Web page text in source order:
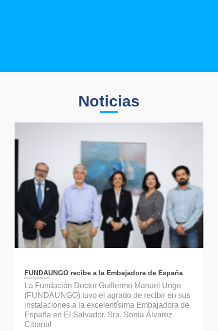
Noticias
FUNDAUNGO recibe a la Embajadora de España
La Fundación Doctor Guillermo Manuel Ungo
(FUNDAUNGO) tuvo el agrado de recibir en sus
instalaciones a la excelentísima Embajadora de
España en El Salvador, Sra. Sonia Álvarez
Cibanal